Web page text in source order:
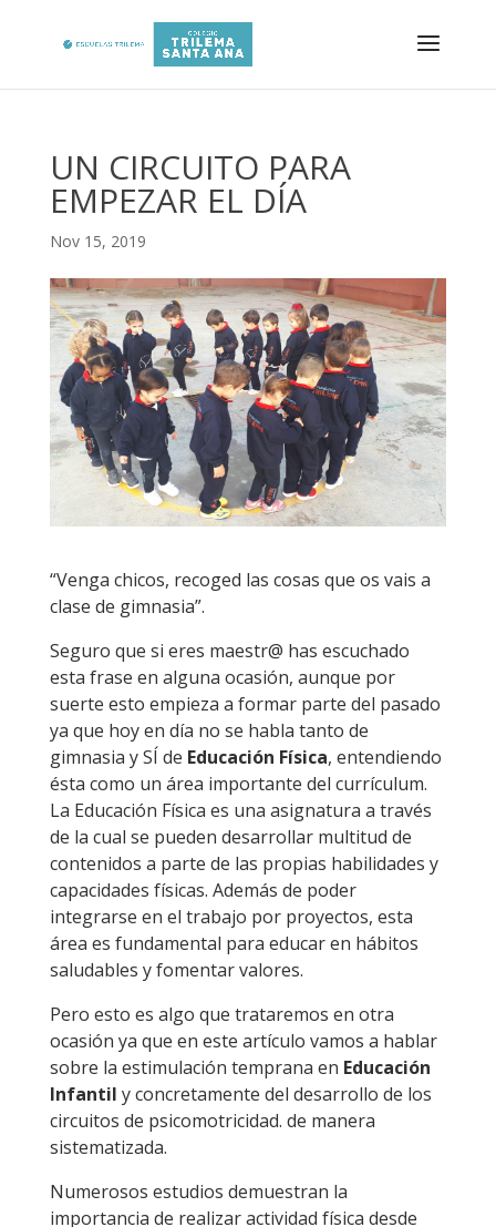
UN CIRCUITO PARA
EMPEZAR EL DÍA
Nov 15, 2019
“Venga chicos, recoged las cosas que os vais a
clase de gimnasia”.
Seguro que si eres maestr@ has escuchado
esta frase en alguna ocasión, aunque por
suerte esto empieza a formar parte del pasado
ya que hoy en día no se habla tanto de
gimnasia y SÍ de Educación Física, entendiendo
ésta como un área importante del currículum.
La Educación Física es una asignatura a través
de la cual se pueden desarrollar multitud de
contenidos a parte de las propias habilidades y
capacidades físicas. Además de poder
integrarse en el trabajo por proyectos, esta
área es fundamental para educar en hábitos
saludables y fomentar valores.
Pero esto es algo que trataremos en otra
ocasión ya que en este artículo vamos a hablar
sobre la estimulación temprana en Educación
Infantil y concretamente del desarrollo de los
circuitos de psicomotricidad. de manera
sistematizada.
Numerosos estudios demuestran la
importancia de realizar actividad física desde